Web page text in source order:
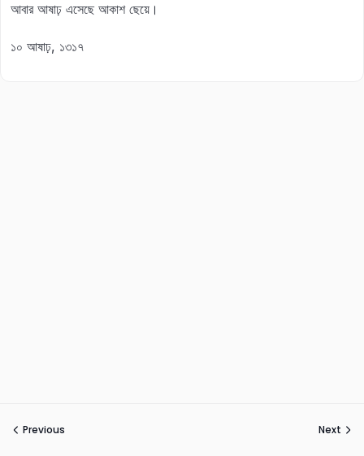
আবার আষাঢ় এসেছে আকাশ ছেয়ে।
১০ আষাঢ়, ১৩১৭
Previous Next
Remember me